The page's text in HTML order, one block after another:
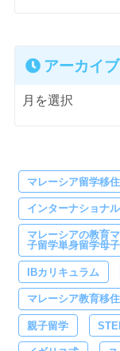
アーカイブ
マレーシア留学移住
インターナショナ
マレーシアの教育
子留学単身留学母
IBカリキュラム
マレーシア教育移住
親子留学